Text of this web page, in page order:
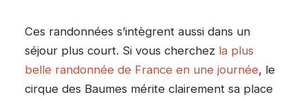
Ces randonnées s’intègrent aussi dans un
séjour plus court. Si vous cherchez la plus
belle randonnée de France en une journée, le
cirque des Baumes mérite clairement sa place